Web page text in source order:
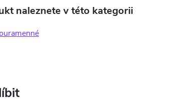
naleznete v této kategorii